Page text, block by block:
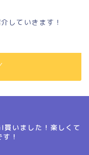
していきます！
いました！楽しくて
！